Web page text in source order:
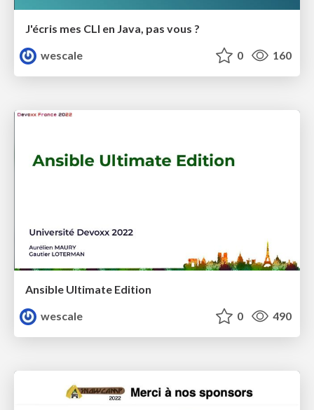
J'écris mes CLI en Java, pas vous ?
wescale
0 160
Ansible Ultimate Edition
wescale
0 490